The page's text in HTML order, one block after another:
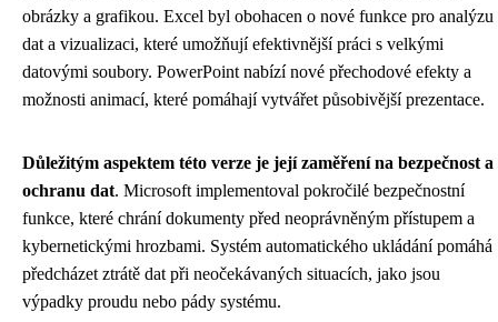
obrázky a grafikou. Excel byl obohacen o nové funkce pro analýzu
dat a vizualizaci, které umožňují efektivnější práci s velkými
datovými soubory. PowerPoint nabízí nové přechodové efekty a
možnosti animací, které pomáhají vytvářet působivější prezentace.
Důležitým aspektem této verze je její zaměření na bezpečnost a
ochranu dat. Microsoft implementoval pokročilé bezpečnostní
funkce, které chrání dokumenty před neoprávněným přístupem a
kybernetickými hrozbami. Systém automatického ukládání pomáhá
předcházet ztrátě dat při neočekávaných situacích, jako jsou
výpadky proudu nebo pády systému.